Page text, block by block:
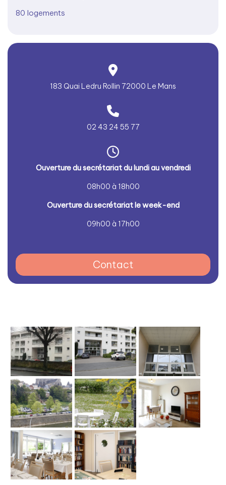
80 logements
183 Quai Ledru Rollin 72000 Le Mans
02 43 24 55 77
Ouverture du secrétariat du lundi au vendredi
08h00 à 18h00
Ouverture du secrétariat le week-end
09h00 à 17h00
Contact